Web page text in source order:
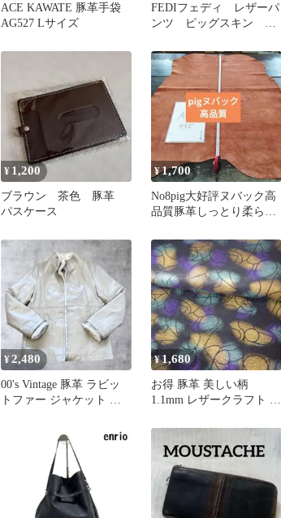
ACE KAWATE 豚革手袋
AG527 Lサイズ
FEDIフェディ レザーパ
ンツ ピッグスキン 豚
サイズ
¥ 1,200
ブラウン 茶色 豚革
パスケース
¥1,700
No8pig大好評ヌバック高
品質豚革しっとり柔らか
ラフト
¥2,480
00's Vintage 豚革 ラビッ
トファー ジャケット ア
¥1,680
お得 豚革 美しい柄
1.1mm レザークラフト 金